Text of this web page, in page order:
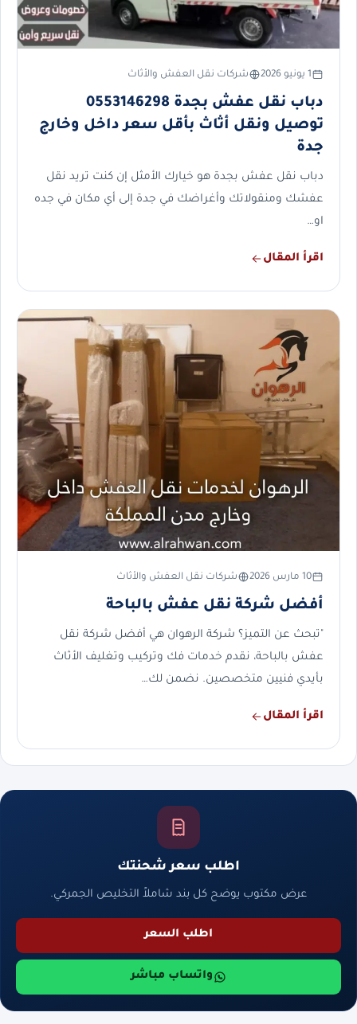
1 يونيو 2026 شركات نقل العفش والأثاث
دباب نقل عفش بجدة 0553146298
توصيل ونقل أثاث بأقل سعر داخل وخارج
جدة
دباب نقل عفش بجدة هو خيارك الأمثل إن كنت تريد نقل
عفشك ومنقولاتك وأغراضك في جدة إلى أي مكان في جده
او…
اقرأ المقال
10 مارس 2026 شركات نقل العفش والأثاث
أفضل شركة نقل عفش بالباحة
"تبحث عن التميز؟ شركة الرهوان هي أفضل شركة نقل
عفش بالباحة، نقدم خدمات فك وتركيب وتغليف الأثاث
بأيدي فنيين متخصصين. نضمن لك…
اقرأ المقال
اطلب سعر شحنتك
عرض مكتوب يوضح كل بند شاملاً التخليص الجمركي.
اطلب السعر
واتساب مباشر